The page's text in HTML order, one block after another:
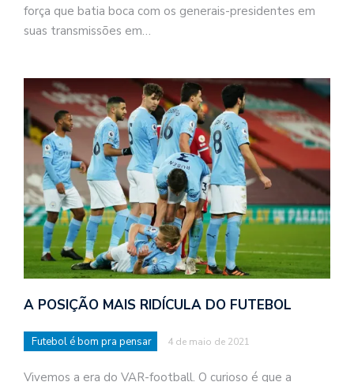
força que batia boca com os generais-presidentes em
suas transmissões em…
A POSIÇÃO MAIS RIDÍCULA DO FUTEBOL
Futebol é bom pra pensar 4 de maio de 2021
Vivemos a era do VAR-football. O curioso é que a